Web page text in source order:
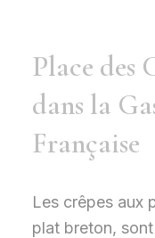
Place des
dans la
Française
Les crêpes aux
plat breton,